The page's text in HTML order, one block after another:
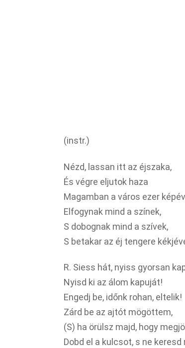
(instr.)
Nézd, lassan itt az éjszaka,
És végre eljutok haza
Magamban a város ezer
Elfogynak mind a színek,
S dobognak mind a szívek,
S betakar az éj tengere
R. Siess hát, nyiss gyorsan
Nyisd ki az álom kapuját!
Engedj be, időnk rohan, eltelik!
Zárd be az ajtót mögöttem,
(S) ha örülsz majd, hogy
Dobd el a kulcsot, s ne keresd